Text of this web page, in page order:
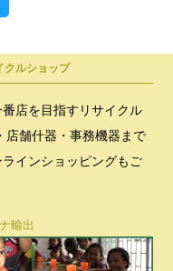
クルショップ
店を目指すリサイクル
店舗什器・事務機器まで
インショッピングもご
輸出